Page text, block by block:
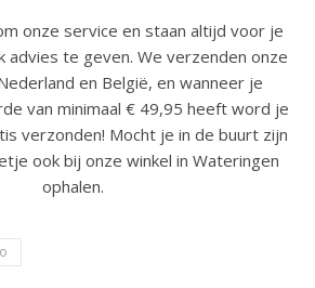
onze service en staan altijd voor je
advies te geven. We verzenden onze
en België, en wanneer je
van minimaal € 49,95 heeft word je
verzonden! Mocht je in de buurt zijn
ook bij onze winkel in Wateringen
ophalen.